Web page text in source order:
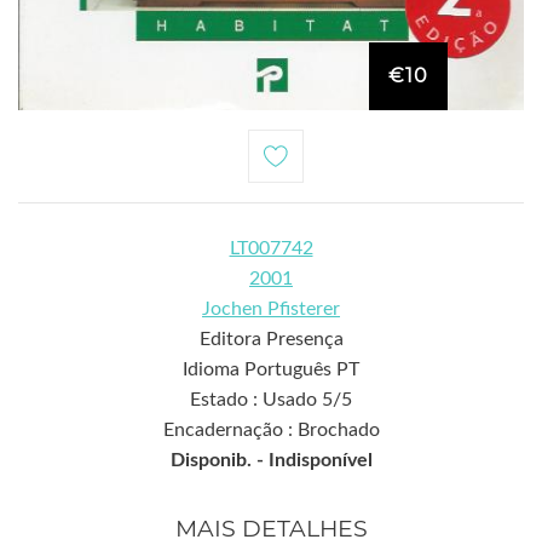
€10
LT007742
2001
Jochen Pfisterer
Editora Presença
Idioma Português PT
Estado : Usado 5/5
Encadernação : Brochado
Disponib. -
Indisponível
MAIS DETALHES